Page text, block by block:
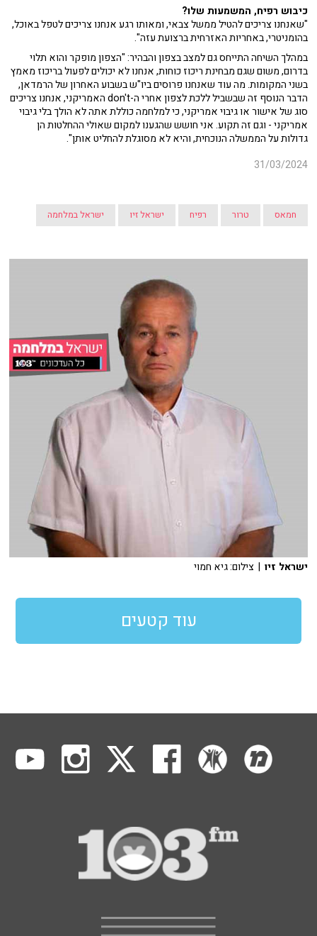
כיבוש רפיח, המשמעות שלו?
"שאנחנו צריכים להטיל ממשל צבאי, ומאותו רגע אנחנו צריכים לטפל באוכל,
בהומניטרי, באחריות האזרחית ברצועת עזה".
במהלך השיחה התייחס גם למצב בצפון והבהיר: "הצפון מופקר והוא תלוי
בדרום, משום שגם מבחינת ריכוז כוחות, אנחנו לא יכולים לפעול בריכוז מאמץ
בשני המקומות. מה עוד שאנחנו פרוסים ביו"ש בשבוע האחרון של הרמדאן,
הדבר הנוסף זה שבשביל ללכת לצפון אחרי ה-don't האמריקני, אנחנו צריכים
סוג של אישור או גיבוי אמריקני, כי למלחמה כוללת אתה לא הולך בלי גיבוי
אמריקני - וגם זה תקוע. אני חושש שהגענו למקום שאולי ההחלטות הן
גדולות על הממשלה הנוכחית, והיא לא מסוגלת להחליט אותן".
31/03/2024
חמאס טרור רפיח ישראל זיו ישראל במלחמה
ישראל זיו | צילום: גיא חמוי
עוד קטעים